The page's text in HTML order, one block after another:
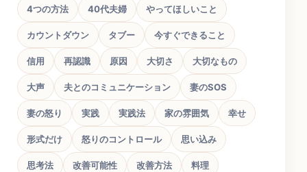
4つの方法 40代夫婦 やってほしいこと
カウントダウン タブー 今すぐできること
信用 再認識 原因 大切さ 大切なもの
大声 夫とのコミュニケーション 妻のSOS
妻の怒り 実践 実践法 家の雰囲気 幸せ
形式だけ 怒りのコントロール 思い込み
思考法 改善可能性 改善方法 料理